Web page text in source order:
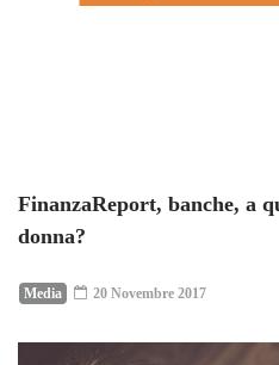
FinanzaReport, banche, a
donna?
Media 20 Novembre 2017